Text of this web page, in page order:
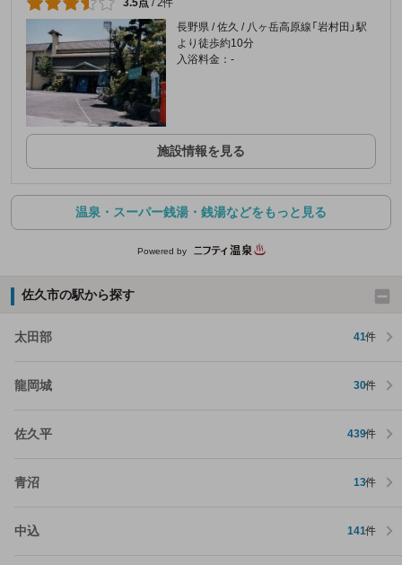
3.5点 /2件
長野県 / 佐久 / 八ヶ岳高原線「岩村田」駅
より徒歩約10分
入浴料金：-
施設情報を見る
温泉・スーパー銭湯・銭湯などをもっと見る
Powered by
佐久市の駅から探す
太田部 41件
龍岡城 30件
佐久平 439件
青沼 13件
中込 141件